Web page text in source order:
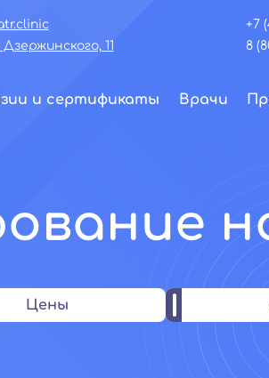
11
+7
8
и сертификаты Врачи
Цены